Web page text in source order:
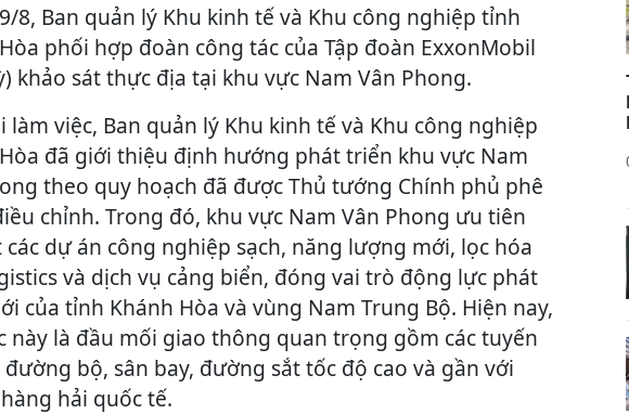
8, Ban quản lý Khu kinh tế và Khu công nghiệp tỉnh
phối hợp đoàn công tác của Tập đoàn ExxonMobil
khảo sát thực địa tại khu vực Nam Vân Phong.
làm việc, Ban quản lý Khu kinh tế và Khu công nghiệp
đã giới thiệu định hướng phát triển khu vực Nam
theo quy hoạch đã được Thủ tướng Chính phủ phê
chỉnh. Trong đó, khu vực Nam Vân Phong ưu tiên
dự án công nghiệp sạch, năng lượng mới, lọc hóa
và dịch vụ cảng biển, đóng vai trò động lực phát
của tỉnh Khánh Hòa và vùng Nam Trung Bộ. Hiện nay,
này là đầu mối giao thông quan trọng gồm các tuyến
đường bộ, sân bay, đường sắt tốc độ cao và gần với
hải quốc tế.